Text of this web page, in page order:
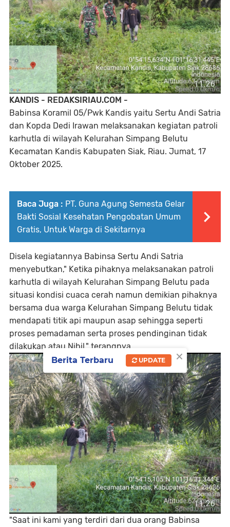
KANDIS - REDAKSIRIAU.COM -
Babinsa Koramil 05/Pwk Kandis yaitu Sertu Andi Satria
dan Kopda Dedi Irawan melaksanakan kegiatan patroli
karhutla di wilayah Kelurahan Simpang Belutu
Kecamatan Kandis Kabupaten Siak, Riau. Jumat, 17
Oktober 2025.
Baca Juga : PT. Guna Agung Semesta Gelar
Bakti Sosial Kesehatan Pengobatan Umum
Gratis, Untuk Warga di Sekitarnya
Disela kegiatannya Babinsa Sertu Andi Satria
menyebutkan," Ketika pihaknya melaksanakan patroli
karhutla di wilayah Kelurahan Simpang Belutu pada
situasi kondisi cuaca cerah namun demikian pihaknya
bersama dua warga Kelurahan Simpang Belutu tidak
mendapati titik api maupun asap sehingga seperti
proses pemadaman serta proses pendinginan tidak
dilakukan atau Nihil," terangnya.
"Saat ini kami yang terdiri dari dua orang Babinsa
×
Berita Terbaru UPDATE